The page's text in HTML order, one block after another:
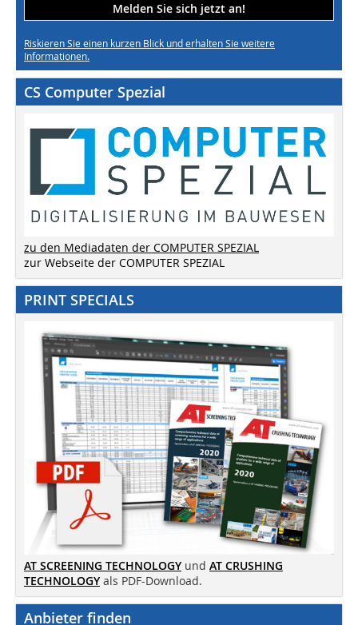
Melden Sie sich jetzt an!
Riskieren Sie einen kurzen Blick und erhalten Sie weitere
Informationen.
CS Computer Spezial
zu den Mediadaten der COMPUTER SPEZIAL
zur Webseite der COMPUTER SPEZIAL
PRINT SPECIALS
AT SCREENING TECHNOLOGY und AT CRUSHING
TECHNOLOGY als PDF-Download.
Anbieter finden